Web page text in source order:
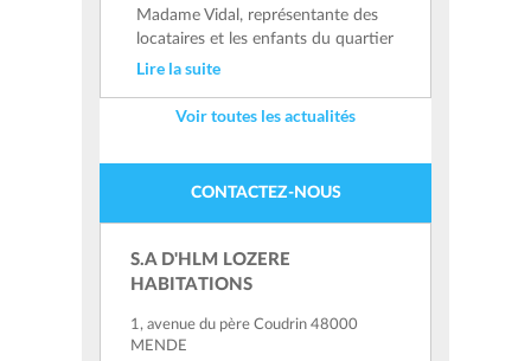
Madame Vidal, représentante des
locataires et les enfants du quartier
Lire la suite
Voir toutes les actualités
CONTACTEZ-NOUS
S.A D'HLM LOZERE
HABITATIONS
1, avenue du père Coudrin 48000
MENDE